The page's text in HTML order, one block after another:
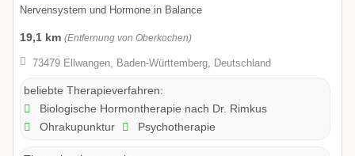
Nervensystem und Hormone in Balance
19,1 km (Entfernung von Oberkochen)
73479 Ellwangen, Baden-Württemberg, Deutschland
beliebte Therapieverfahren:
Biologische Hormontherapie nach Dr. Rimkus
Ohrakupunktur
Psychotherapie